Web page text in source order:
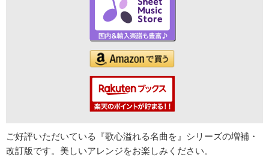
ご好評いただいている『歌心溢れる名曲を』シリーズの増補・
改訂版です。美しいアレンジをお楽しみください。